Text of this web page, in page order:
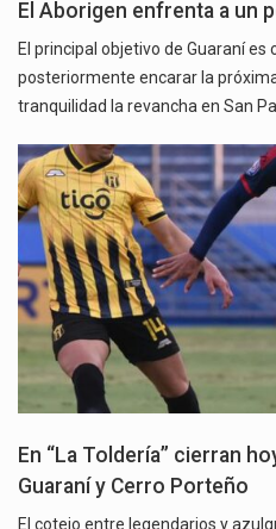
El Aborigen enfrenta a un
El principal objetivo de Guaraní
posteriormente encarar la
tranquilidad la revancha en San
En “La Toldería” cierran
Guaraní y Cerro Porteño
El cotejo entre legendarios y